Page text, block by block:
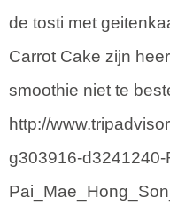
de tosti met
Carrot Cake zijn
smoothie niet te
http://
g303916-